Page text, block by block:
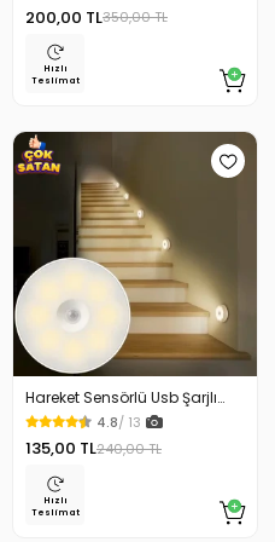
200,00 TL350,00 TL
Hızlı
Teslimat
Hareket Sensörlü Usb Şarjlı
Beyaz Led Işık Lamba
4.8/ 13
135,00 TL240,00 TL
Hızlı
Teslimat